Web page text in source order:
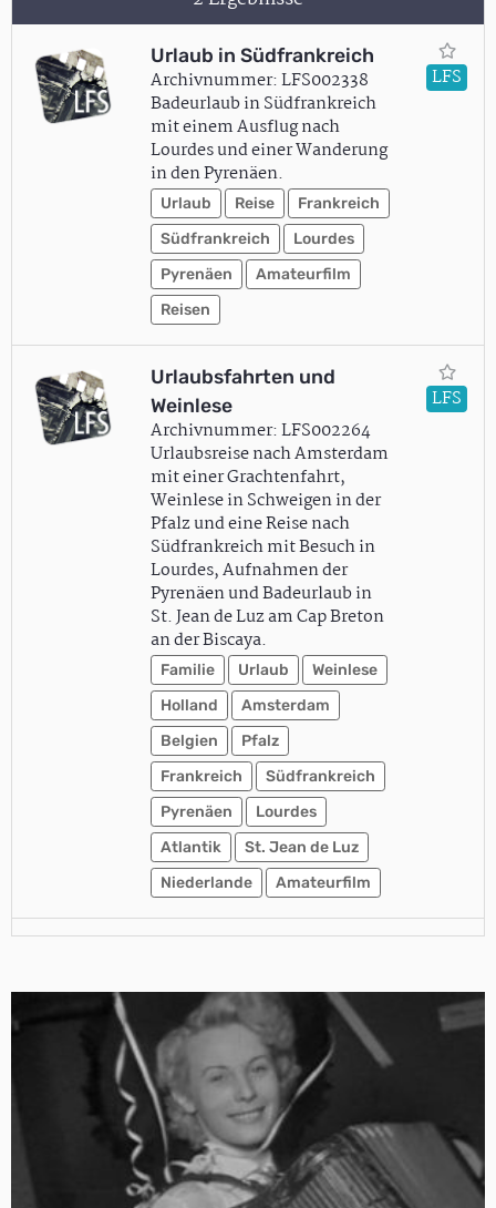
Urlaub in Südfrankreich
Archivnummer: LFS002338
Badeurlaub in Südfrankreich
mit einem Ausflug nach
Lourdes und einer Wanderung
in den Pyrenäen.
Urlaub Reise
Frankreich
Südfrankreich
Lourdes
Pyrenäen
Amateurfilm
Reisen
LFS
Urlaubsfahrten und
Weinlese
Archivnummer: LFS002264
Urlaubsreise nach Amsterdam
mit einer Grachtenfahrt,
Weinlese in Schweigen in der
Pfalz und eine Reise nach
Südfrankreich mit Besuch in
Lourdes, Aufnahmen der
Pyrenäen und Badeurlaub in
St. Jean de Luz am Cap Breton
an der Biscaya.
Familie Urlaub
Weinlese
Holland
Amsterdam
Belgien
Pfalz
Frankreich
Südfrankreich
Pyrenäen
Lourdes
Atlantik
St. Jean de Luz
Niederlande
Amateurfilm
LFS